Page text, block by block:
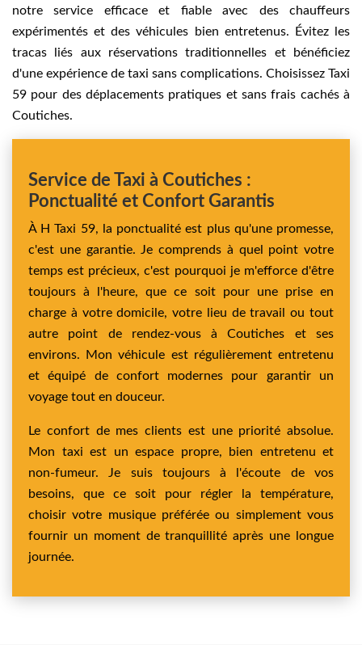
notre service efficace et fiable avec des chauffeurs
expérimentés et des véhicules bien entretenus. Évitez les
tracas liés aux réservations traditionnelles et bénéficiez
d'une expérience de taxi sans complications. Choisissez Taxi
59 pour des déplacements pratiques et sans frais cachés à
Coutiches.
Service de Taxi à Coutiches :
Ponctualité et Confort Garantis
À H Taxi 59, la ponctualité est plus qu'une promesse,
c'est une garantie. Je comprends à quel point votre
temps est précieux, c'est pourquoi je m'efforce d'être
toujours à l'heure, que ce soit pour une prise en
charge à votre domicile, votre lieu de travail ou tout
autre point de rendez-vous à Coutiches et ses
environs. Mon véhicule est régulièrement entretenu
et équipé de confort modernes pour garantir un
voyage tout en douceur.
Le confort de mes clients est une priorité absolue.
Mon taxi est un espace propre, bien entretenu et
non-fumeur. Je suis toujours à l'écoute de vos
besoins, que ce soit pour régler la température,
choisir votre musique préférée ou simplement vous
fournir un moment de tranquillité après une longue
journée.